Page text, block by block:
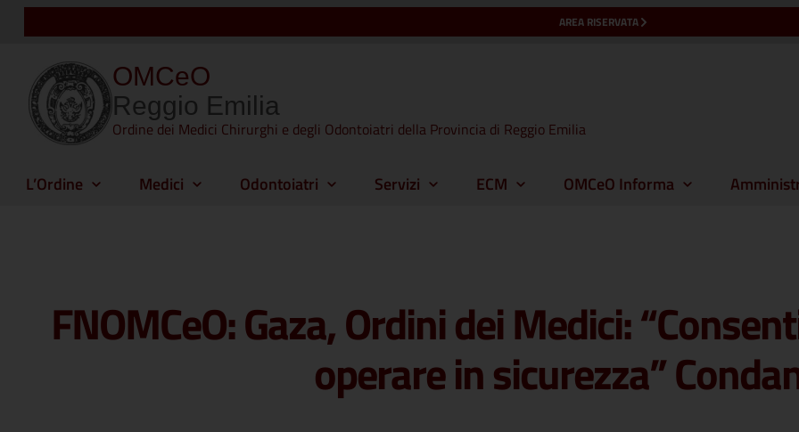
AREA RISERVATA
OMCeO
Reggio Emilia
Ordine dei Medici Chirurghi e degli Odontoiatri della Provincia di Reggio Emilia
L’Ordine Medici Odontoiatri Servizi ECM OMCeO Informa
FNOMCeO: Gaza, Ordini dei Medici:
operare in sicurezza”